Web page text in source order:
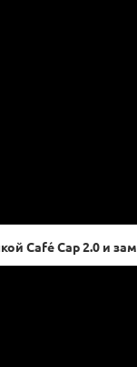
Café Cap 2.0 и